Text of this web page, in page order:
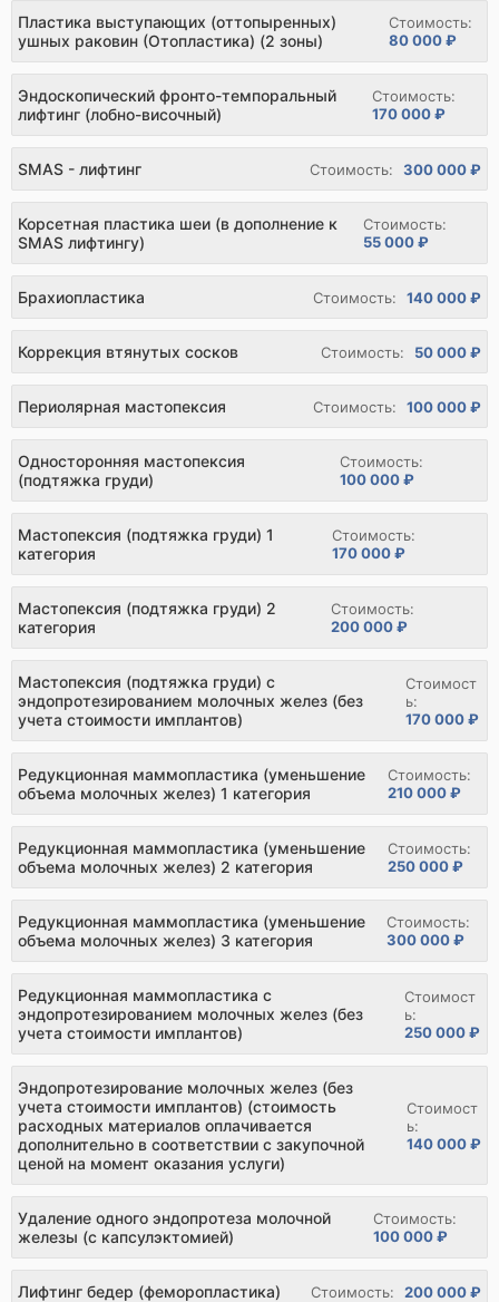
Пластика выступающих (оттопыренных)
ушных раковин (Отопластика) (2 зоны)
Стоимость:
80 000 ₽
Эндоскопический фронто-темпоральный
лифтинг (лобно-височный)
Стоимость:
170 000 ₽
SMAS - лифтинг Стоимость: 300 000 ₽
Корсетная пластика шеи (в дополнение к
SMAS лифтингу)
Стоимость:
55 000 ₽
Брахиопластика Стоимость: 140 000 ₽
Коррекция втянутых сосков Стоимость: 50 000 ₽
Периолярная мастопексия Стоимость: 100 000 ₽
Односторонняя мастопексия
(подтяжка груди)
Стоимость:
100 000 ₽
Мастопексия (подтяжка груди) 1
категория
Стоимость:
170 000 ₽
Мастопексия (подтяжка груди) 2
категория
Стоимость:
200 000 ₽
Мастопексия (подтяжка груди) с
эндопротезированием молочных желез (без
учета стоимости имплантов)
Стоимост
ь:
170 000 ₽
Редукционная маммопластика (уменьшение
объема молочных желез) 1 категория
Стоимость:
210 000 ₽
Редукционная маммопластика (уменьшение
объема молочных желез) 2 категория
Стоимость:
250 000 ₽
Редукционная маммопластика (уменьшение
объема молочных желез) 3 категория
Стоимость:
300 000 ₽
Редукционная маммопластика с
эндопротезированием молочных желез (без
учета стоимости имплантов)
Стоимост
ь:
250 000 ₽
Эндопротезирование молочных желез (без
учета стоимости имплантов) (стоимость
расходных материалов оплачивается
дополнительно в соответствии с закупочной
ценой на момент оказания услуги)
Стоимост
ь:
140 000 ₽
Удаление одного эндопротеза молочной
железы (с капсулэктомией)
Стоимость:
100 000 ₽
Лифтинг бедер (феморопластика) Стоимость: 200 000 ₽